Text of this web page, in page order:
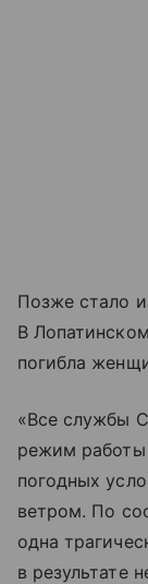
Позже стало
В
погибла
«Все службы
режим работы
погодных
ветром. По
одна
в результате